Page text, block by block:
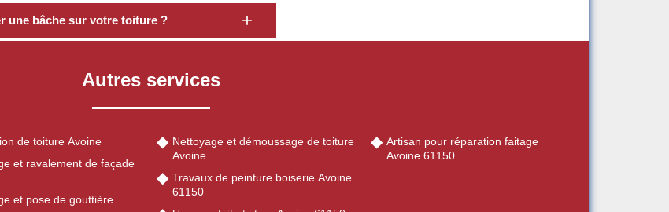
une bâche sur votre toiture ?
Autres services
de toiture Avoine
et ravalement de façade
et pose de gouttière
Nettoyage et démoussage de toiture
Avoine
Travaux de peinture boiserie Avoine
61150
Artisan pour réparation faitage
Avoine 61150